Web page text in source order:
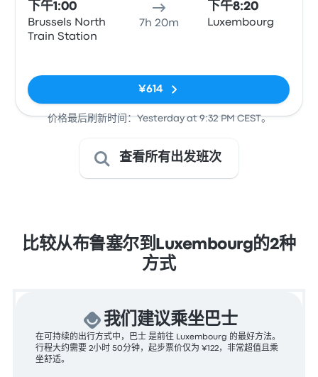
下午1:00
Brussels North
Train Station
7h 20m
下午8:20
Luxembourg
¥614
价格最后刷新时间：Yesterday at 9:32 PM CEST。
查看所有出发班次
比较从布鲁塞尔到Luxembourg的2种
方式
我们建议乘坐巴士
在可持续的出行方式中，巴士 是前往 Luxembourg 的最好方法。
行程大约需要 2小时 50分钟，起步票价仅为 ¥122，非常超值且乘
坐舒适。